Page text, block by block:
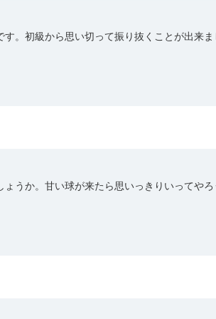
。初級から思い切って振り抜くことが出来ま
うか。甘い球が来たら思いっきりいってや